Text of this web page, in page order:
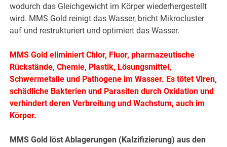
wodurch das Gleichgewicht im Körper wiederhergestellt
wird. MMS Gold reinigt das Wasser, bricht Mikrocluster
auf und restrukturiert und optimiert das Wasser.
MMS Gold eliminiert Chlor, Fluor, pharmazeutische
Rückstände, Chemie, Plastik, Lösungsmittel,
Schwermetalle und Pathogene im Wasser. Es tötet Viren,
schädliche Bakterien und Parasiten durch Oxidation und
verhindert deren Verbreitung und Wachstum, auch im
Körper.
MMS Gold löst Ablagerungen (Kalzifizierung) aus den